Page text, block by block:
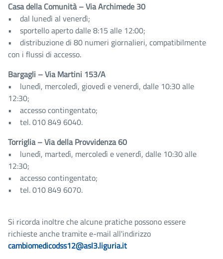
Casa della Comunità – Via Archimede 30
• dal lunedì al venerdì;
• sportello aperto dalle 8:15 alle 12:00;
• distribuzione di 80 numeri giornalieri, compatibilmente
con i flussi di accesso.
Bargagli – Via Martini 153/A
• lunedì, mercoledì, giovedì e venerdì, dalle 10:30 alle
12:30;
• accesso contingentato;
• tel. 010 849 6040.
Torriglia – Via della Provvidenza 60
• lunedì, martedì, mercoledì e venerdì, dalle 10:30 alle
12:30;
• accesso contingentato;
• tel. 010 849 6070.
Si ricorda inoltre che alcune pratiche possono essere
richieste anche tramite e-mail all'indirizzo
cambiomedicodss12@asl3.liguria.it